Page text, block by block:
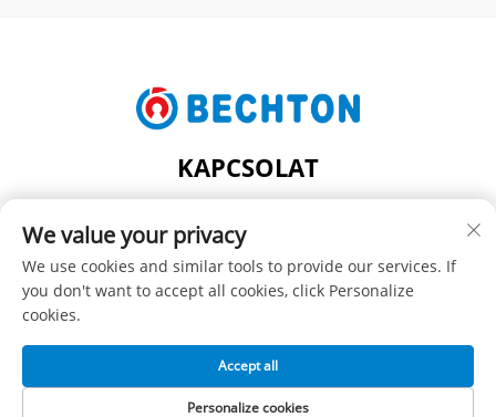
KAPCSOLAT
ZHANGJIAGANG CITY, JIANGSU PROVINCE, CHINA
Tel:+86-13962240078
E-mail: [email protected]
Szerzői jog © SUZHOU BECHTON PLASTIC MACHINERY CO.,
Adatvédelmi szabályzat
We value your privacy
We use cookies and similar tools to provide our services. If
you don't want to accept all cookies, click Personalize
cookies.
Personalize cookies
Accept all